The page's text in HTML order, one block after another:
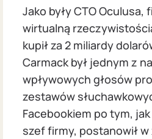
Jako były CTO
wirtualną
kupił za 2 miliardy
Carmack był jednym z
wpływowych głosów
zestawów
Facebookiem po tym,
szef firmy, postanowił w